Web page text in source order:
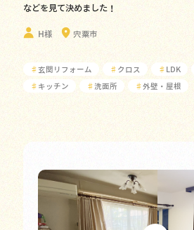
などを見て決めました！
H様 宍粟市
♯玄関リフォーム ♯ クロス ♯ LDK
♯ キッチン ♯洗面所 ♯外壁・屋根